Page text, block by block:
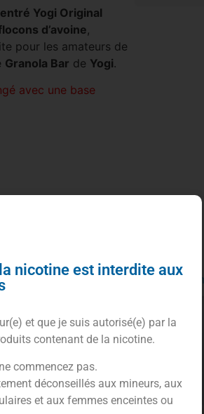
Yogi Original
d’avoine,
pour les amateurs de
Granola Bar de Yogi.
avec une base
de
!
Vous
nicotine est interdite aux
et que je suis autorisé(e) par la
contenant de la nicotine.
commencez pas.
déconseillés aux mineurs, aux
et aux femmes enceintes ou